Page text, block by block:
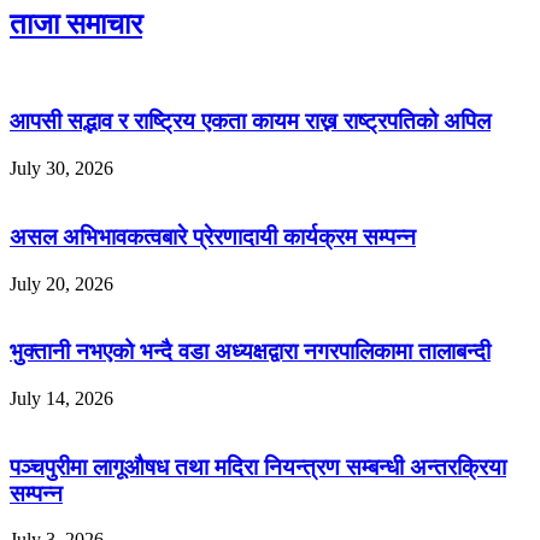
ताजा समाचार
आपसी सद्भाव र राष्ट्रिय एकता कायम राख्न राष्ट्रपतिको अपिल
July 30, 2026
असल अभिभावकत्वबारे प्रेरणादायी कार्यक्रम सम्पन्न
July 20, 2026
भुक्तानी नभएको भन्दै वडा अध्यक्षद्वारा नगरपालिकामा तालाबन्दी
July 14, 2026
पञ्चपुरीमा लागूऔषध तथा मदिरा नियन्त्रण सम्बन्धी अन्तरक्रिया
सम्पन्न